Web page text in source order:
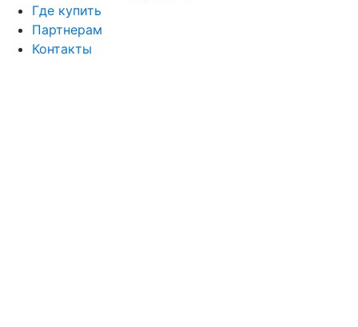
Где купить
Партнерам
Контакты